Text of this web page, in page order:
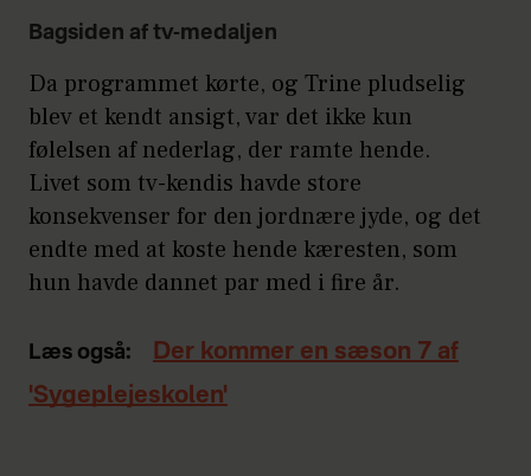
Bagsiden af tv-medaljen
Da programmet kørte, og Trine pludselig
blev et kendt ansigt, var det ikke kun
følelsen af nederlag, der ramte hende.
Livet som tv-kendis havde store
konsekvenser for den jordnære jyde, og det
endte med at koste hende kæresten, som
hun havde dannet par med i fire år.
Læs også:
Der kommer en sæson 7 af
'Sygeplejeskolen'